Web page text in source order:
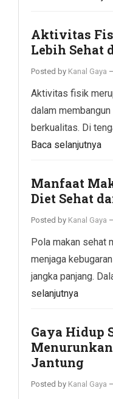
Aktivitas
Lebih Sehat
Posted by Kanal Gaya
Aktivitas fisik
dalam
berkualitas. Di
Baca selanjutnya
Manfaat
Diet Sehat
Posted by Kanal Gaya
Pola makan sehat
menjaga
jangka panjang.
selanjutnya
Gaya Hidup
Jantung
Posted by Kanal Gaya